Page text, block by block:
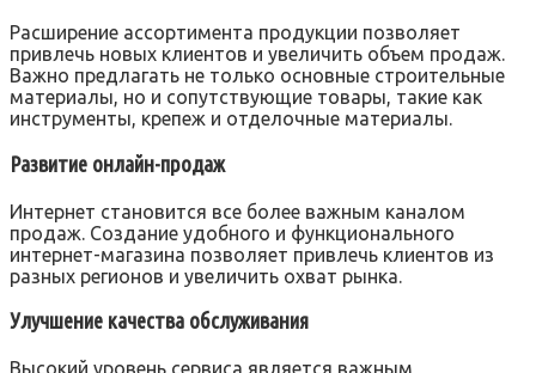
Расширение ассортимента продукции позволяет
привлечь новых клиентов и увеличить объем продаж.
Важно предлагать не только основные строительные
материалы, но и сопутствующие товары, такие как
инструменты, крепеж и отделочные материалы.
Развитие онлайн-продаж
Интернет становится все более важным каналом
продаж. Создание удобного и функционального
интернет-магазина позволяет привлечь клиентов из
разных регионов и увеличить охват рынка.
Улучшение качества обслуживания
Высокий уровень сервиса является важным